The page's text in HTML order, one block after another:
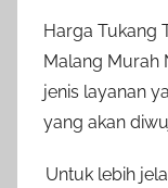
Harga Tukang
Malang Murah
jenis layanan
yang akan
Untuk lebih